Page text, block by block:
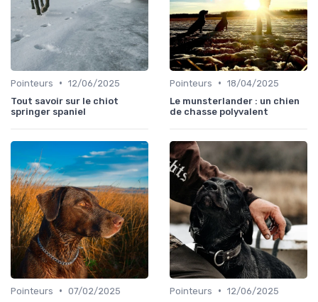
Pointeurs • 12/06/2025
Tout savoir sur le chiot
springer spaniel
Pointeurs • 18/04/2025
Le munsterlander : un chien
de chasse polyvalent
Pointeurs • 07/02/2025
Pointeurs • 12/06/2025